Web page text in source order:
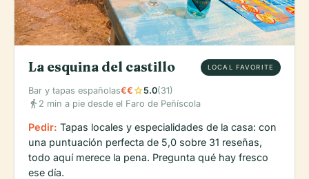
La esquina del castillo LOCAL FAVORITE
Bar y tapas españolas€€star5.0(31)
directions_walk 2 min a pie desde el Faro de Peñíscola
Pedir: Tapas locales y especialidades de la casa: con
una puntuación perfecta de 5,0 sobre 31 reseñas,
todo aquí merece la pena. Pregunta qué hay fresco
ese día.